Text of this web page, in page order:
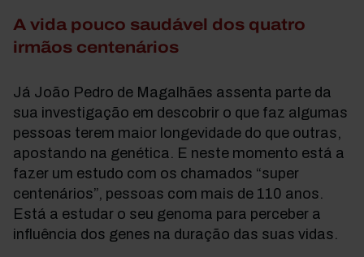
A vida pouco saudável dos quatro
irmãos centenários
Já João Pedro de Magalhães assenta parte da
sua investigação em descobrir o que faz algumas
pessoas terem maior longevidade do que outras,
apostando na genética. E neste momento está a
fazer um estudo com os chamados “super
centenários”, pessoas com mais de 110 anos.
Está a estudar o seu genoma para perceber a
influência dos genes na duração das suas vidas.